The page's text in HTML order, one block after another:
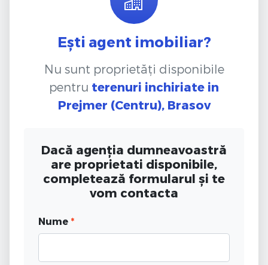
Ești agent imobiliar?
Nu sunt proprietăți disponibile
pentru terenuri inchiriate in
Prejmer (Centru), Brasov
Dacă agenția dumneavoastră
are proprietati disponibile,
completează formularul și te
vom contacta
Nume *